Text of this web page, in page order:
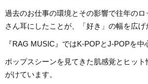
過去のお仕事の環境とその影響で往年のロ
さん耳にしたことが、「好き」の幅を広げ
『RAG MUSIC』ではK-POPとJ-POPを中
ポップスシーンを見てきた肌感覚とヒッ
がけています。